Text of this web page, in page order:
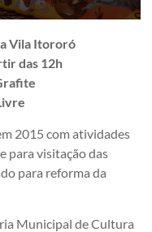
Vila Itororó
das 12h
2015 com atividades
para visitação das
para reforma da
Municipal de Cultura